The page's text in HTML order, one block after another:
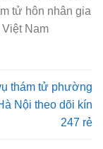
tử hôn nhân gia
Nam
thám tử phường
Nội theo dõi kín
247 rẻ